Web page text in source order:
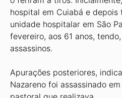
hospital em Cuiabá e depois
unidade hospitalar em São
fevereiro, aos 61 anos,
assassinos.
Apurações posteriores,
Nazareno foi assassinado